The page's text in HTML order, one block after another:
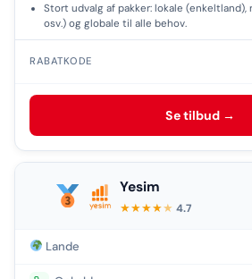
Stort udvalg af pakker: lokale (enkeltland),
osv.) og globale til alle behov.
RABATKODE
Se tilbud →
Yesim
★★★★★ 4.7
Lande